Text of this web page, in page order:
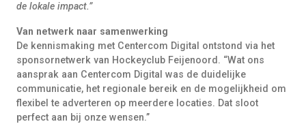
de lokale impact.”
Van netwerk naar samenwerking
De kennismaking met Centercom Digital ontstond via het
sponsornetwerk van Hockeyclub Feijenoord. “Wat ons
aansprak aan Centercom Digital was de duidelijke
communicatie, het regionale bereik en de mogelijkheid om
flexibel te adverteren op meerdere locaties. Dat sloot
perfect aan bij onze wensen.”